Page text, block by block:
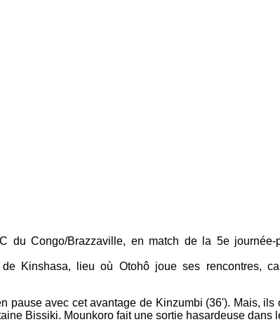
du Congo/Brazzaville, en match de la 5e
Kinshasa, lieu où Otohô joue ses rencontres,
pause avec cet avantage de Kinzumbi (36'). Mais,
Bissiki. Mounkoro fait une sortie hasardeuse dans